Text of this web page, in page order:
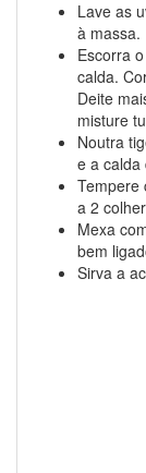
Lave as
à massa.
Escorra
calda.
Deite
misture
Noutra
e a calda
Tempere
a 2
Mexa
bem
Sirva a